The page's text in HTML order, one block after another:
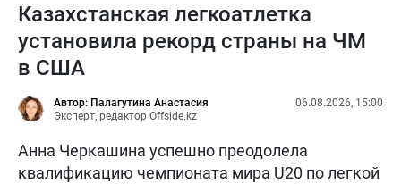
Казахстанская легкоатлетка
установила рекорд страны на ЧМ
в США
Автор: Палагутина Анастасия
Эксперт, редактор Offside.kz
06.08.2026, 15:00
Анна Черкашина успешно преодолела
квалификацию чемпионата мира U20 по легкой